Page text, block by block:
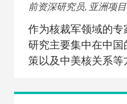
前资深研究员, 亚洲项
作为核裁军领域的
研究主要集中在中
策以及中美核关系等